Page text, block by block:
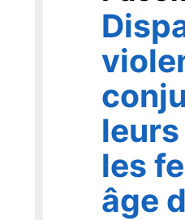
les
âge